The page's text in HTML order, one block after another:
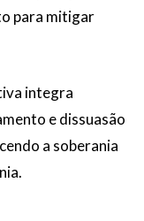
para mitigar
integra
e dissuasão
a soberania